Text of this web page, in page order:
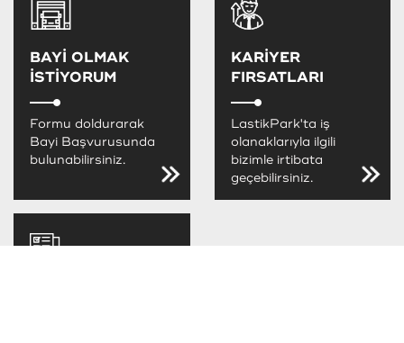
BAYİ OLMAK
İSTİYORUM
Formu doldurarak
Bayi Başvurusunda
bulunabilirsiniz.
KARİYER
FIRSATLARI
LastikPark'ta iş
olanaklarıyla ilgili
bizimle irtibata
geçebilirsiniz.